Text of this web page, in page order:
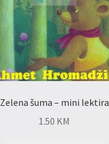
Zelena šuma – mini lektira
1.50 KM